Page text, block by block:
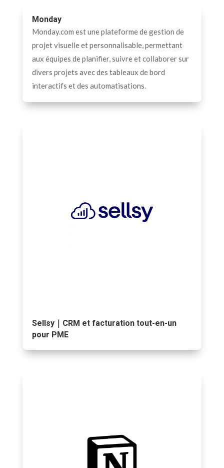
Monday
Monday.com est une plateforme de gestion de
projet visuelle et personnalisable, permettant
aux équipes de planifier, suivre et collaborer sur
divers projets avec des tableaux de bord
interactifs et des automatisations.
Sellsy｜CRM et facturation tout-en-un
pour PME